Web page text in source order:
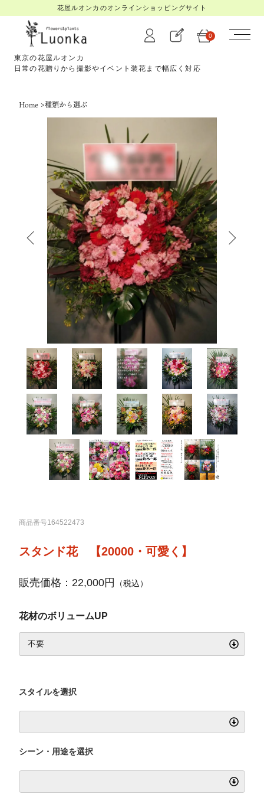
花屋ルオンカのオンラインショッピングサイト
東京の花屋ルオンカ
日常の花贈りから撮影やイベント装花まで幅広く対応
0
Home >種類から選ぶ
商品番号164522473
スタンド花 【20000・可愛く】
販売価格：22,000円 （税込）
花材のボリュームUP
スタイルを選択
シーン・用途を選択